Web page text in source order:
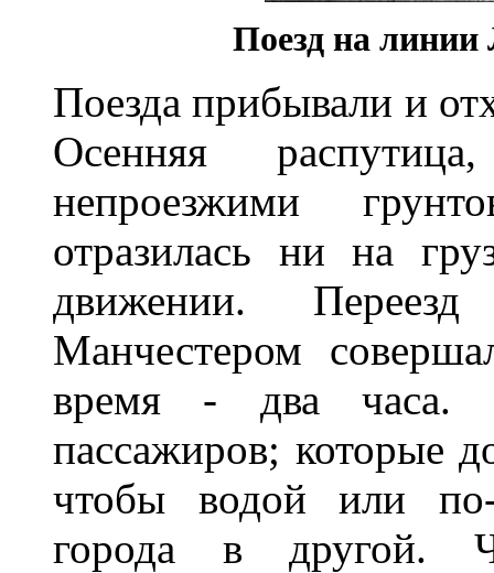
Поезд на
Поезда прибывали и
Осенняя
непроезжими
отразилась ни на
движении.
Манчестером
время - два часа.
пассажиров; которые
чтобы водой или по-
города в другой.